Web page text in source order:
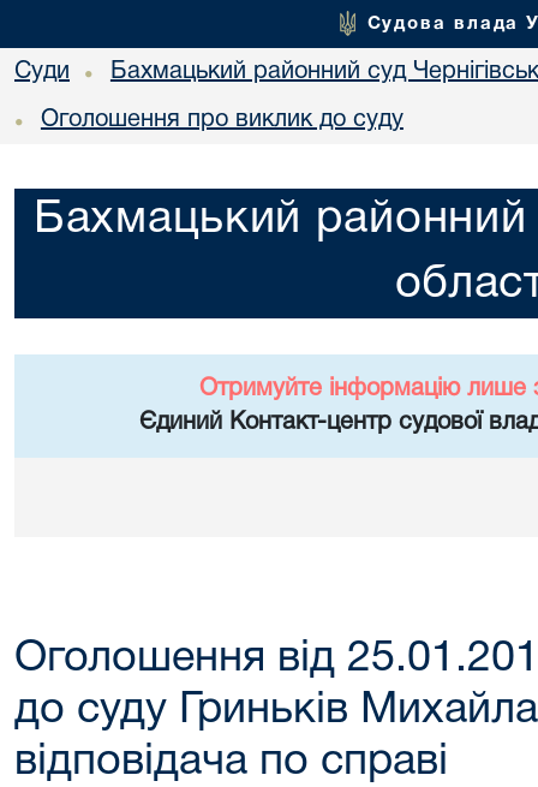
Судова влада
Суди • Бахмацький районний суд
• Оголошення про виклик до суду
Бахмацький районний
Отримуйте інформацію лише
Єдиний Контакт-центр судової
Оголошення від
до суду Гриньків
відповідача по справі